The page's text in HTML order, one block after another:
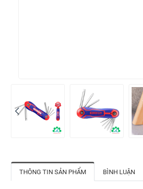
THÔNG TIN SẢN PHẨM BÌNH LUẬN